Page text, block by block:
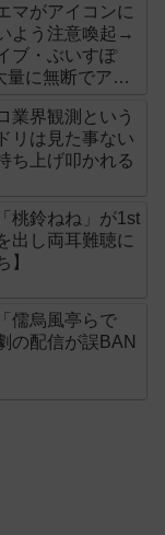
マがアイコンに
よう注意喚起→
ブ・ぶいすぽ
量に無断でアイ
ライト）」が謝
業界観測という
リは見た事ない
ち上げ叩かれる
桃鈴ねね」が1st
出し両耳難聴に
】
儒烏風亭らで
の配信が誤BAN